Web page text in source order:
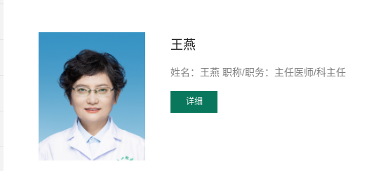
王燕
姓名：王燕 职称/职务：主任医师/科主任
详细